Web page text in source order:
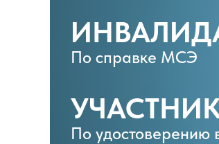
По удостоверению
По справке МСЭ